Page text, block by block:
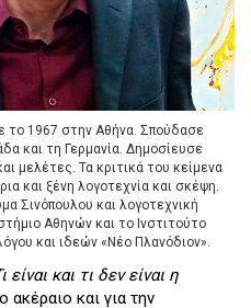
το 1967 στην Αθήνα. Σπούδασε
και τη Γερμανία. Δημοσίευσε
μελέτες. Τα κριτικά του κείμενα
και ξένη λογοτεχνία και σκέψη.
Σινόπουλου και λογοτεχνική
Αθηνών και το Ινστιτούτο
και ιδεών «Νέο Πλανόδιον».
είναι και τι δεν είναι η
ακέραιο και για την